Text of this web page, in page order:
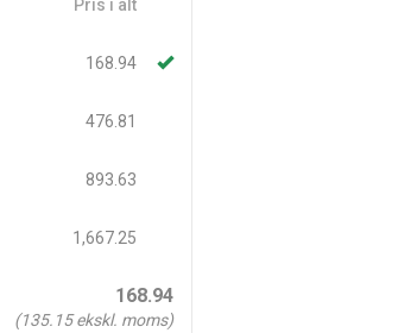
Pris i alt
168.94
476.81
893.63
1,667.25
168.94
(135.15ekskl. moms)